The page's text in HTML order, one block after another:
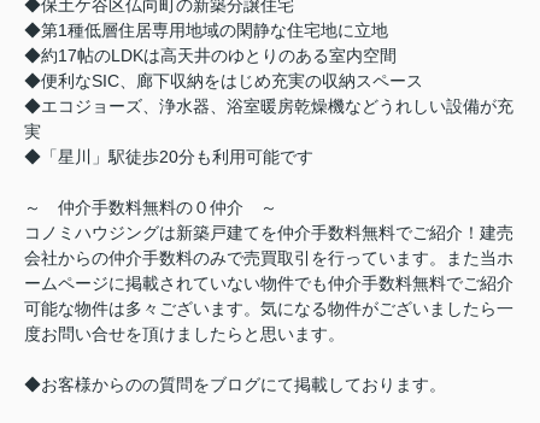
◆保土ケ谷区仏向町の新築分譲住宅
◆第1種低層住居専用地域の閑静な住宅地に立地
◆約17帖のLDKは高天井のゆとりのある室内空間
◆便利なSIC、廊下収納をはじめ充実の収納スペース
◆エコジョーズ、浄水器、浴室暖房乾燥機などうれしい設備が充
実
◆「星川」駅徒歩20分も利用可能です
～ 仲介手数料無料の０仲介 ～
コノミハウジングは新築戸建てを仲介手数料無料でご紹介！建売
会社からの仲介手数料のみで売買取引を行っています。また当ホ
ームページに掲載されていない物件でも仲介手数料無料でご紹介
可能な物件は多々ございます。気になる物件がございましたら一
度お問い合せを頂けましたらと思います。
◆お客様からのの質問をブログにて掲載しております。